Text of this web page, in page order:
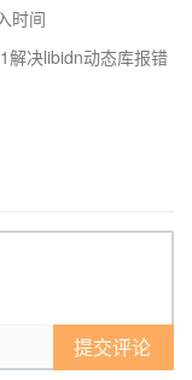
时间
解决libidn动态库报错
提交评论